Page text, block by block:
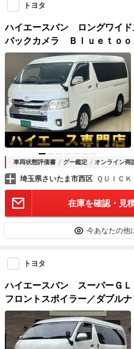
トヨタ
ハイエースバン ロングワイ
バックカメラ Ｂｌｕｅｔｏ
ＥＤヘッドライト ＥＴＣ
キー オートライト リアヒ
１９５／８０Ｒ１５
車両状態評価書 グー鑑定 オンライン商
埼玉県さいたま市西区
在庫を確認・見
今あなたの他
トヨタ
ハイエースバン スーパーＧ
フロントスポイラー／ダブル
ホイール／ホワイトレター／
／バックカメラ／ＣＤ・ＤＶ
ートエアコン／ＥＴＣ